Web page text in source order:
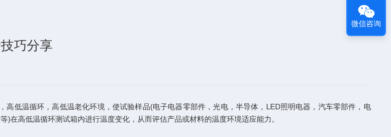
巧分享
低温循环，高低温老化环境，使试验样品(电子电器零部件，光电，半导体，LED照明电器，汽车零部件，电
在高低温循环测试箱内进行温度变化，从而评估产品或材料的温度环境适应能力。
微信咨询